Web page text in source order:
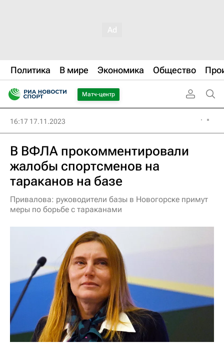
Политика В мире Экономика Общество
Матч-центр
16:17 17.11.2023
В ВФЛА прокомментировали
жалобы спортсменов на
тараканов на базе
Привалова: руководители базы в Новогорске примут
меры по борьбе с тараканами